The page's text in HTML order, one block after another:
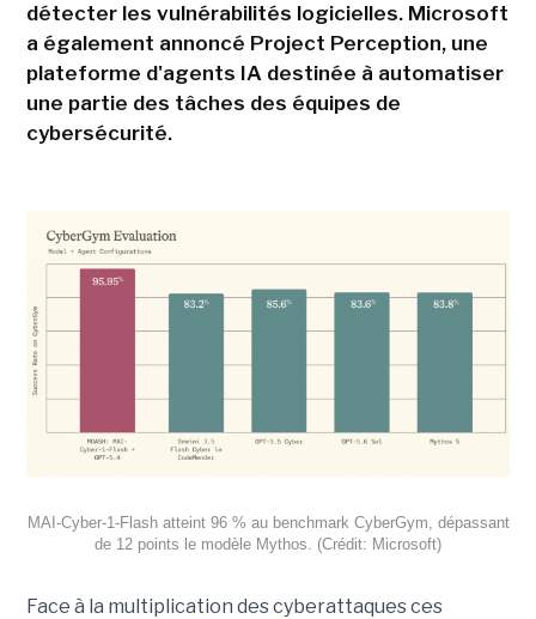
détecter les vulnérabilités logicielles. Microsoft
a également annoncé Project Perception, une
plateforme d'agents IA destinée à automatiser
une partie des tâches des équipes de
cybersécurité.
MAI-Cyber-1-Flash atteint 96 % au benchmark CyberGym, dépassant
de 12 points le modèle Mythos. (Crédit: Microsoft)
Face à la multiplication des cyberattaques ces